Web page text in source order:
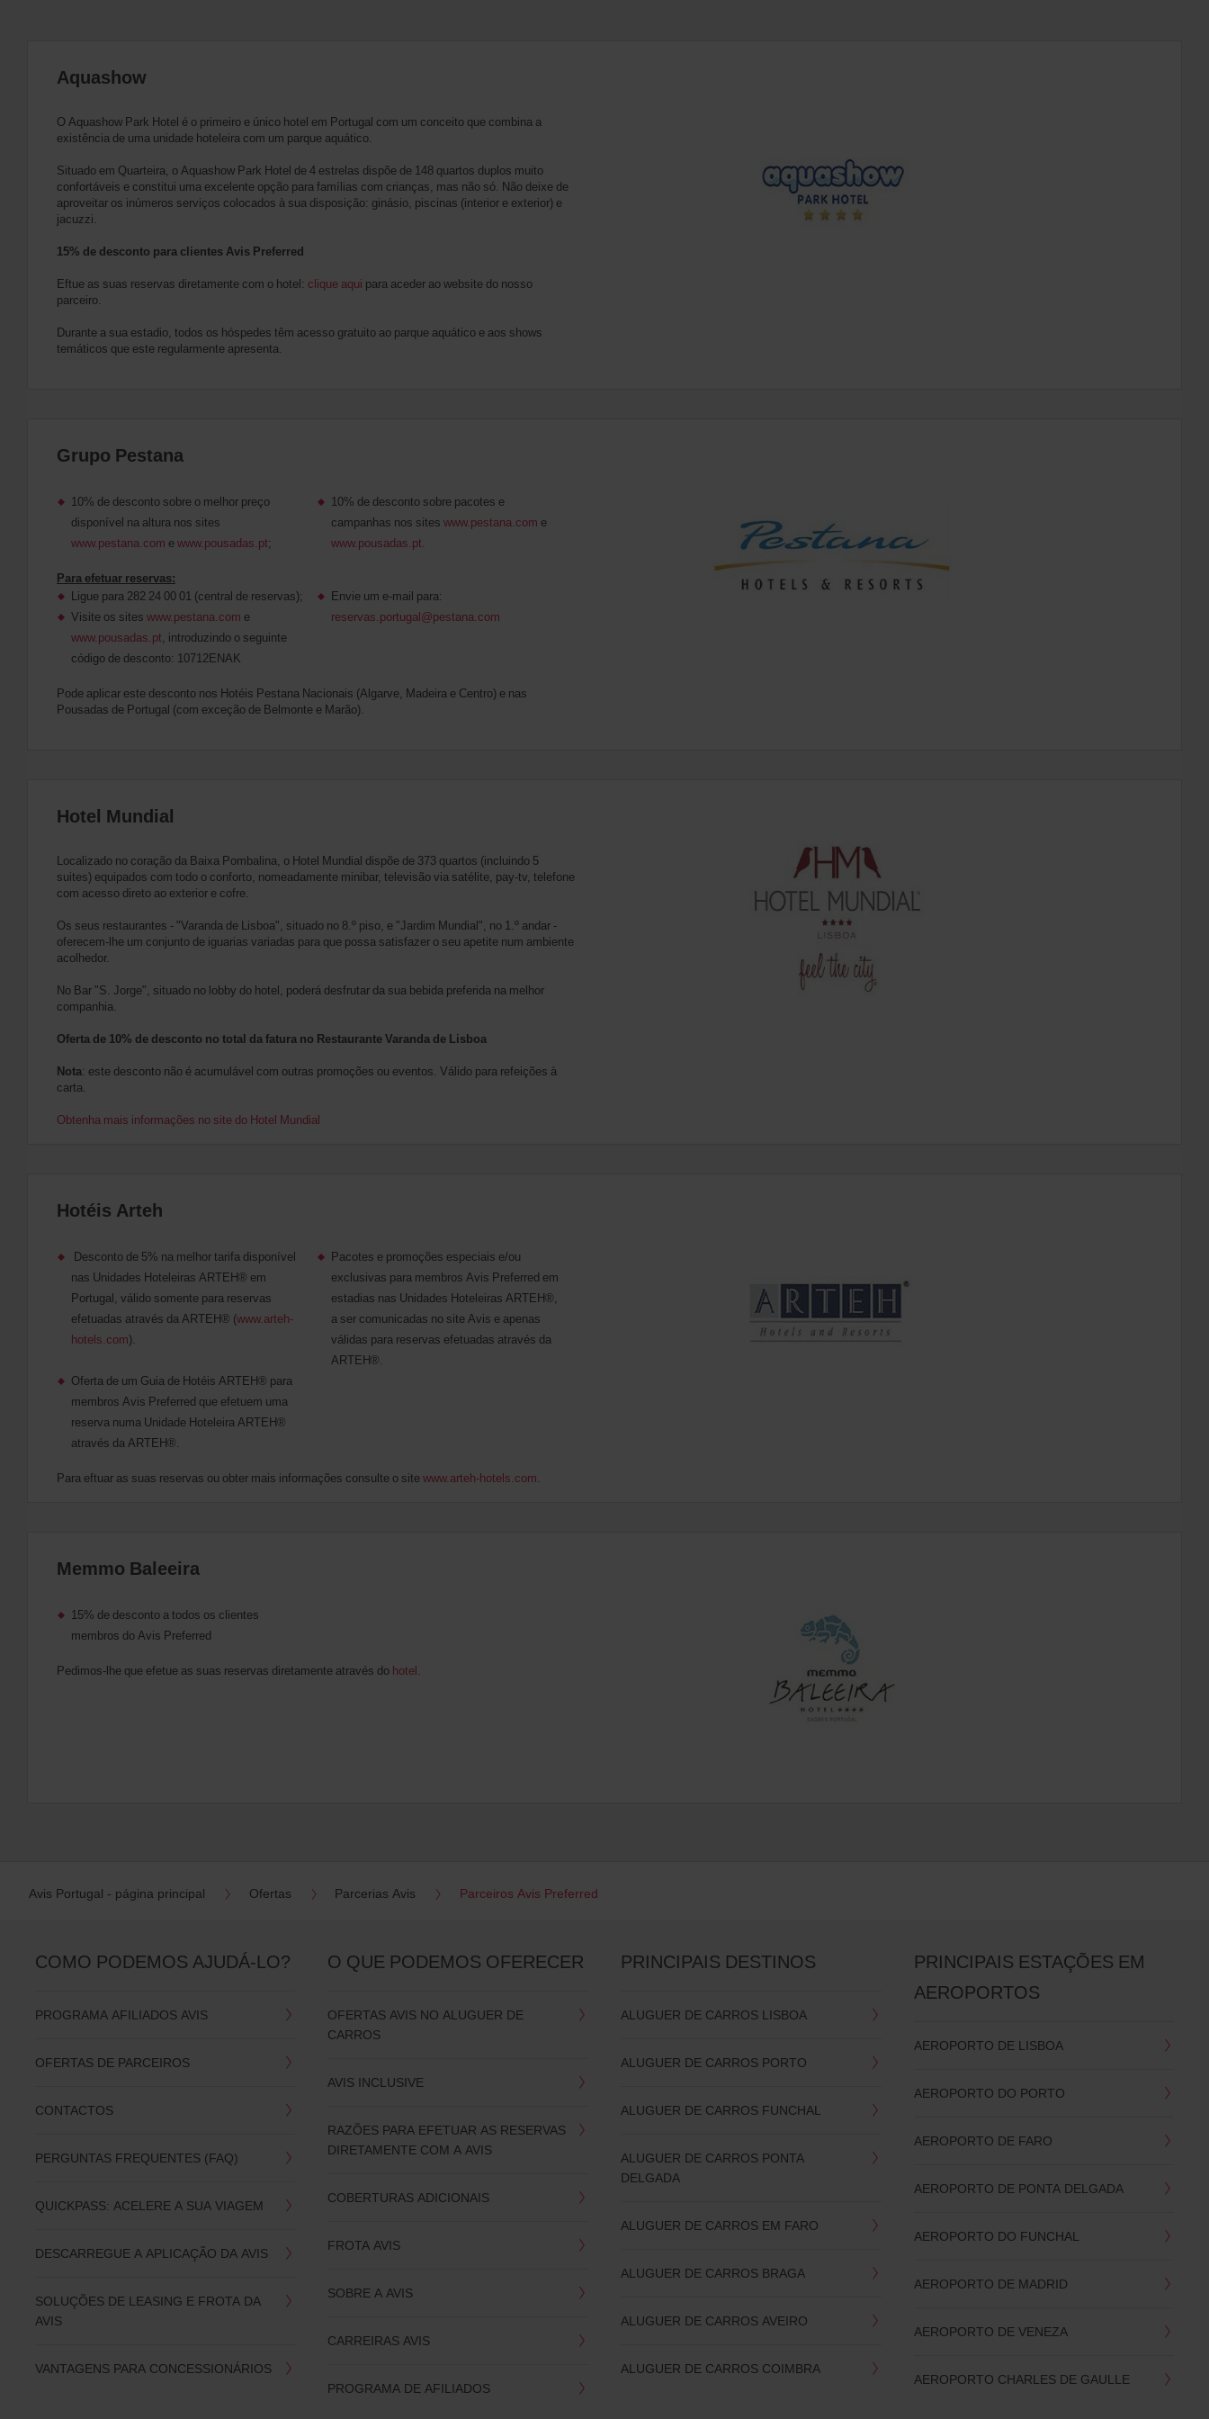
Aquashow
O Aquashow Park Hotel é o primeiro e único hotel em Portugal com um conceito que combina a
existência de uma unidade hoteleira com um parque aquático.
Situado em Quarteira, o Aquashow Park Hotel de 4 estrelas dispõe de 148 quartos duplos muito
confortáveis e constitui uma excelente opção para famílias com crianças, mas não só. Não deixe de
aproveitar os inúmeros serviços colocados à sua disposição: ginásio, piscinas (interior e exterior) e
jacuzzi.
15% de desconto para clientes Avis Preferred
Eftue as suas reservas diretamente com o hotel: clique aqui para aceder ao website do nosso
parceiro.
Durante a sua estadio, todos os hóspedes têm acesso gratuito ao parque aquático e aos shows
temáticos que este regularmente apresenta.
Grupo Pestana
10% de desconto sobre o melhor preço
disponível na altura nos sites
www.pestana.com ewww.pousadas.pt;
10% de desconto sobre pacotes e
campanhas nos sites www.pestana.com e
www.pousadas.pt.
Para efetuar reservas:
Ligue para 282 24 00 01 (central de reservas);
Visite os sites www.pestana.com e
www.pousadas.pt, introduzindo o seguinte
código de desconto: 10712ENAK
Envie um e-mail para:
reservas.portugal@pestana.com
Pode aplicar este desconto nos Hotéis Pestana Nacionais (Algarve, Madeira e Centro) e nas
Pousadas de Portugal (com exceção de Belmonte e Marão).
Hotel Mundial
Localizado no coração da Baixa Pombalina, o Hotel Mundial dispõe de 373 quartos (incluindo 5
suites) equipados com todo o conforto, nomeadamente minibar, televisão via satélite, pay-tv, telefone
com acesso direto ao exterior e cofre.
Os seus restaurantes - "Varanda de Lisboa", situado no 8.º piso, e "Jardim Mundial", no 1.º andar -
oferecem-lhe um conjunto de iguarias variadas para que possa satisfazer o seu apetite num ambiente
acolhedor.
No Bar "S. Jorge", situado no lobby do hotel, poderá desfrutar da sua bebida preferida na melhor
companhia.
Oferta de 10% de desconto no total da fatura no Restaurante Varanda de Lisboa
Nota: este desconto não é acumulável com outras promoções ou eventos. Válido para refeições à
carta.
Obtenha mais informações no site do Hotel Mundial
Hotéis Arteh
Desconto de 5% na melhor tarifa disponível
nas Unidades Hoteleiras ARTEH® em
Portugal, válido somente para reservas
efetuadas através da ARTEH® (www.arteh-
hotels.com).
Pacotes e promoções especiais e/ou
exclusivas para membros Avis Preferred em
estadias nas Unidades Hoteleiras ARTEH®,
a ser comunicadas no site Avis e apenas
válidas para reservas efetuadas através da
ARTEH®.
Oferta de um Guia de Hotéis ARTEH® para
membros Avis Preferred que efetuem uma
reserva numa Unidade Hoteleira ARTEH®
através da ARTEH®.
Para eftuar as suas reservas ou obter mais informações consulte o sitewww.arteh-hotels.com.
Memmo Baleeira
15% de desconto a todos os clientes
membros do Avis Preferred
Pedimos-lhe que efetue as suas reservas diretamente através do hotel.
Avis Portugal - página principal Ofertas Parcerias Avis Parceiros Avis Preferred
COMO PODEMOS AJUDÁ-LO?
PROGRAMA AFILIADOS AVIS
OFERTAS DE PARCEIROS
CONTACTOS
PERGUNTAS FREQUENTES (FAQ)
QUICKPASS: ACELERE A SUA VIAGEM
DESCARREGUE A APLICAÇÃO DA AVIS
SOLUÇÕES DE LEASING E FROTA DA
AVIS
VANTAGENS PARA CONCESSIONÁRIOS
O QUE PODEMOS OFERECER
OFERTAS AVIS NO ALUGUER DE
CARROS
AVIS INCLUSIVE
RAZÕES PARA EFETUAR AS RESERVAS
DIRETAMENTE COM A AVIS
COBERTURAS ADICIONAIS
FROTA AVIS
SOBRE A AVIS
CARREIRAS AVIS
PROGRAMA DE AFILIADOS
PRINCIPAIS DESTINOS
ALUGUER DE CARROS LISBOA
ALUGUER DE CARROS PORTO
ALUGUER DE CARROS FUNCHAL
ALUGUER DE CARROS PONTA
DELGADA
ALUGUER DE CARROS EM FARO
ALUGUER DE CARROS BRAGA
ALUGUER DE CARROS AVEIRO
ALUGUER DE CARROS COIMBRA
PRINCIPAIS ESTAÇÕES EM
AEROPORTOS
AEROPORTO DE LISBOA
AEROPORTO DO PORTO
AEROPORTO DE FARO
AEROPORTO DE PONTA DELGADA
AEROPORTO DO FUNCHAL
AEROPORTO DE MADRID
AEROPORTO DE VENEZA
AEROPORTO CHARLES DE GAULLE